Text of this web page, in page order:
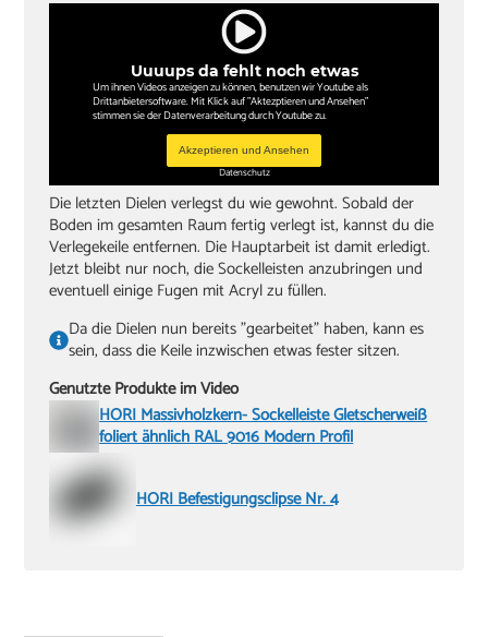
Uuuups da fehlt noch etwas
Um ihnen Videos anzeigen zu können, benutzen wir Youtube als
Drittanbietersoftware. Mit Klick auf "Aktezptieren und Ansehen"
stimmen sie der Datenverarbeitung durch Youtube zu.
Akzeptieren und Ansehen
Datenschutz
Die letzten Dielen verlegst du wie gewohnt. Sobald der
Boden im gesamten Raum fertig verlegt ist, kannst du die
Verlegekeile entfernen. Die Hauptarbeit ist damit erledigt.
Jetzt bleibt nur noch, die Sockelleisten anzubringen und
eventuell einige Fugen mit Acryl zu füllen.
Da die Dielen nun bereits "gearbeitet" haben, kann es
sein, dass die Keile inzwischen etwas fester sitzen.
Genutzte Produkte im Video
HORI Massivholzkern- Sockelleiste Gletscherweiß
foliert ähnlich RAL 9016 Modern Profil
HORI Befestigungsclipse Nr. 4